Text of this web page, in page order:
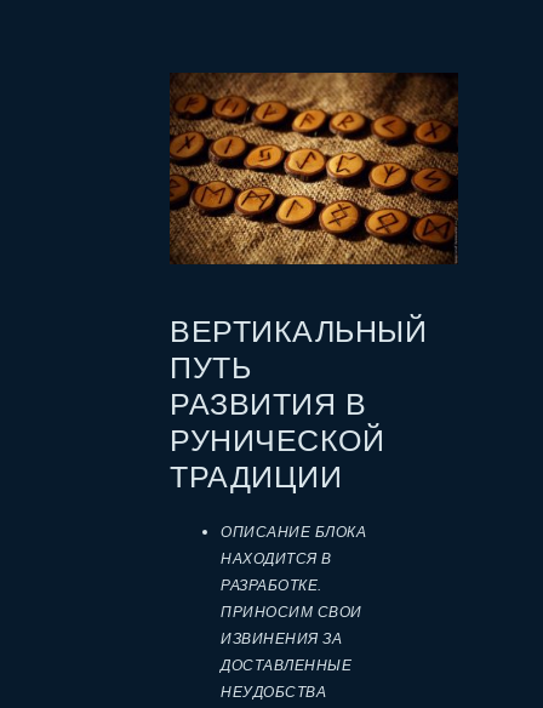
ВЕРТИКАЛЬНЫЙ
ПУТЬ
РАЗВИТИЯ В
РУНИЧЕСКОЙ
ТРАДИЦИИ
ОПИСАНИЕ БЛОКА
НАХОДИТСЯ В
РАЗРАБОТКЕ.
ПРИНОСИМ СВОИ
ИЗВИНЕНИЯ ЗА
ДОСТАВЛЕННЫЕ
НЕУДОБСТВА